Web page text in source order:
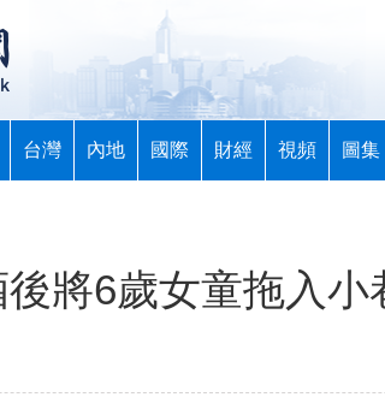
台灣 內地 國際 財經 視頻 圖集
將6歲女童拖入小